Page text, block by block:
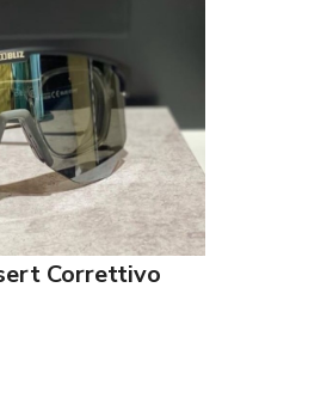
Correttivo